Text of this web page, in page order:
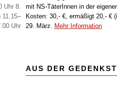
Uhr 8.
11.15–
Uhr
mit NS-TäterInnen in der
Kosten: 30,- €, ermäßigt 20,- €
29. März. Mehr Information
AUS DER